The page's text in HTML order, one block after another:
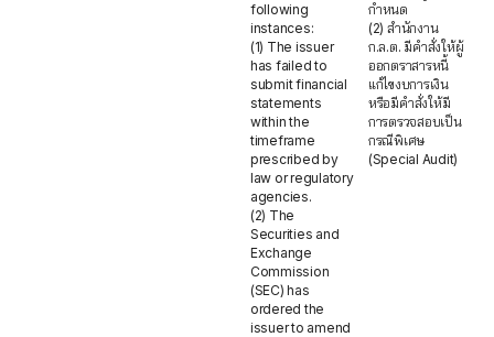
following
instances:
(1) The issuer
has failed to
submit financial
statements
within the
timeframe
prescribed by
law or regulatory
agencies.
(2) The
Securities and
Exchange
Commission
(SEC) has
ordered the
issuer to amend
กำหนด
(2) สำนักงาน
ก.ล.ต. มีคำสั่งให้ผู้
ออกตราสารหนี้
แก้ไขงบการเงิน
หรือมีคำสั่งให้มี
การตรวจสอบเป็น
กรณีพิเศษ
(Special Audit)